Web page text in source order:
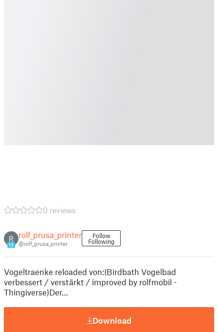
0 reviews
R
15
rolf_prusa_printer
@rolf_prusa_printer
Follow
Following
Vogeltraenke reloaded von:(Birdbath Vogelbad
verbessert / verstärkt / improved by rolfmobil -
Thingiverse)Der…
Download